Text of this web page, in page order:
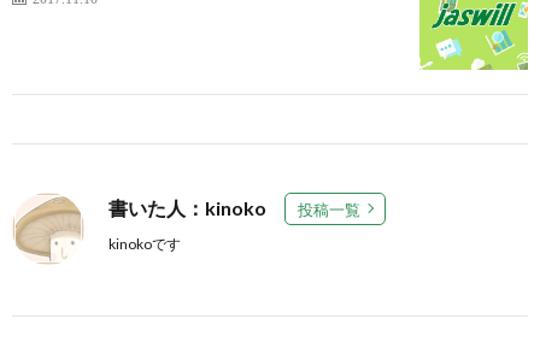
書いた人：kinoko 投稿一覧
kinokoです